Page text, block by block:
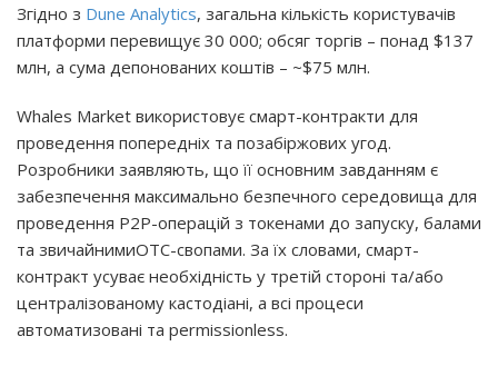
Згідно з Dune Analytics, загальна кількість користувачів
платформи перевищує 30 000; обсяг торгів – понад $137
млн, а сума депонованих коштів – ~$75 млн.
Whales Market використовує смарт-контракти для
проведення попередніх та позабіржових угод.
Розробники заявляють, що її основним завданням є
забезпечення максимально безпечного середовища для
проведення P2P-операцій з токенами до запуску, балами
та звичайнимиOTC-свопами. За їх словами, смарт-
контракт усуває необхідність у третій стороні та/або
централізованому кастодіані, а всі процеси
автоматизовані та permissionless.